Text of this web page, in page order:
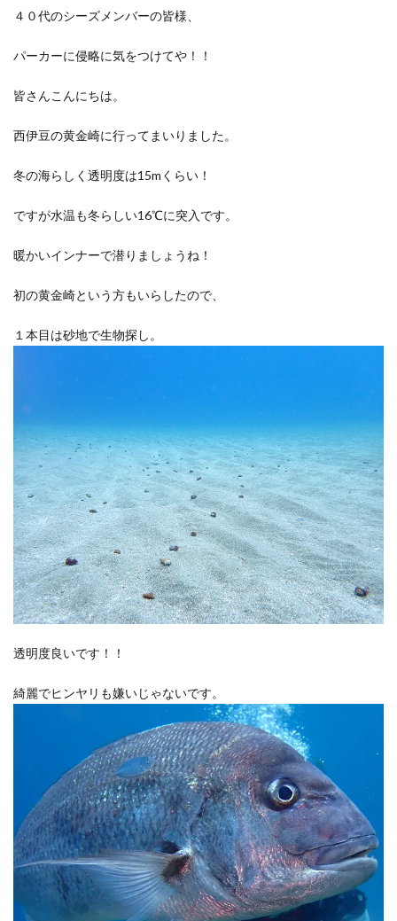
４０代のシーズメンバーの皆様、
パーカーに侵略に気をつけてや！！
皆さんこんにちは。
西伊豆の黄金崎に行ってまいりました。
冬の海らしく透明度は15mくらい！
ですが水温も冬らしい16℃に突入です。
暖かいインナーで潜りましょうね！
初の黄金崎という方もいらしたので、
１本目は砂地で生物探し。
透明度良いです！！
綺麗でヒンヤリも嫌いじゃないです。